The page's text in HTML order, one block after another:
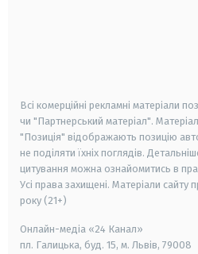
Всі комерційні рекламні матеріали
чи "Партнерський матеріал".
"Позиція" відображають позицію
не поділяти їхніх поглядів.
цитування можна ознайомитись в
Усі права захищені. Матеріали сайту
року (21+)
Онлайн-медіа «24 Канал»
пл. Галицька, буд. 15, м. Львів, 79008